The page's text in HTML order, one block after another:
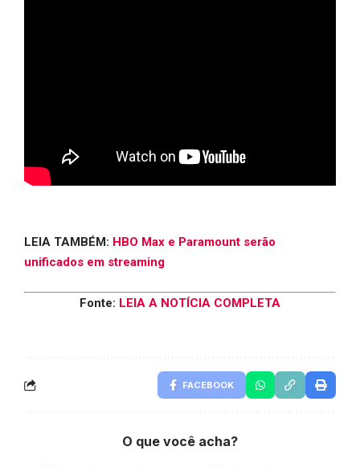
LEIA TAMBÉM: HBO Max e Paramount serão
unificados em streaming
Fonte: LEIA A NOTÍCIA COMPLETA
FACEBOOK
O que você acha?